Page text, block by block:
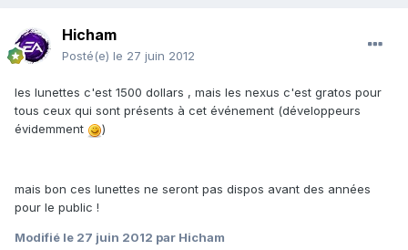
Hicham
Posté(e) le 27 juin 2012
les lunettes c'est 1500 dollars , mais les nexus c'est gratos pour
tous ceux qui sont présents à cet événement (développeurs
évidemment
)
mais bon ces lunettes ne seront pas dispos avant des années
pour le public !
Modifié le 27 juin 2012 par Hicham